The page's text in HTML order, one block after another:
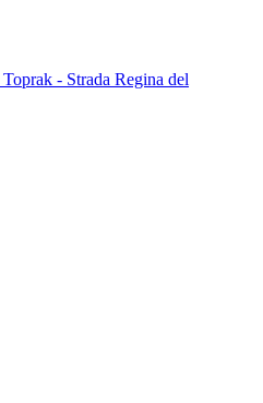
- Strada Regina del